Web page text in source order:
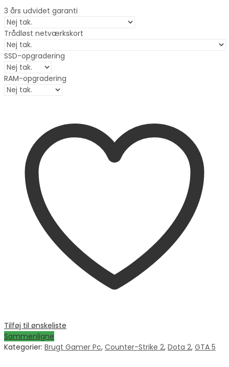
3 års udvidet garanti
Trådløst netværkskort
SSD-opgradering
RAM-opgradering
Tilføj til ønskeliste
Sammenligne
Kategorier: Brugt Gamer Pc, Counter-Strike 2, Dota 2, GTA 5